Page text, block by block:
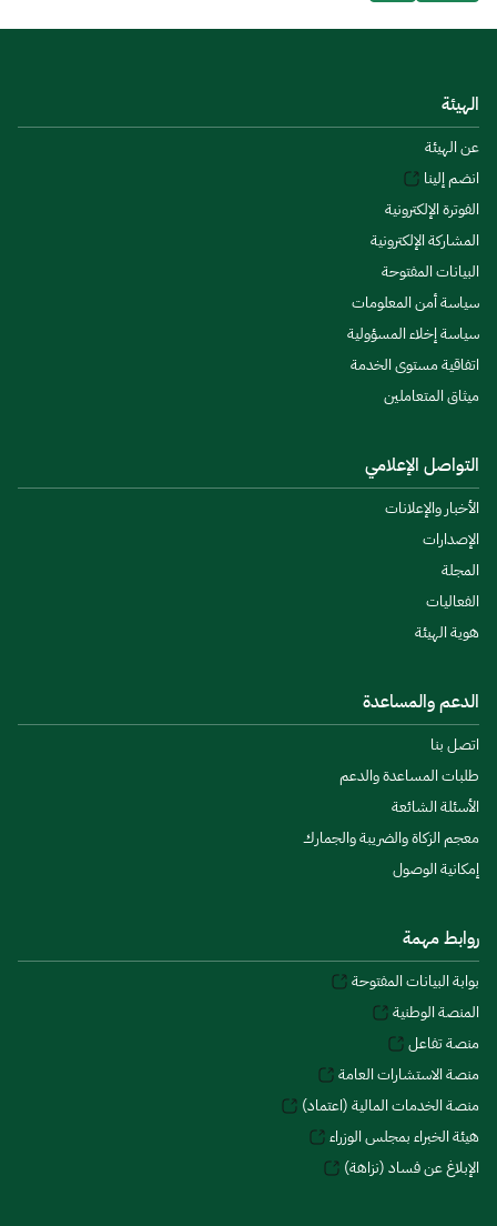
الهيئة
عن الهيئة
انضم إلينا
الفوترة الإلكترونية
المشاركة الإلكترونية
البيانات المفتوحة
سياسة أمن المعلومات
سياسة إخلاء المسؤولية
اتفاقية مستوى الخدمة
ميثاق المتعاملين
التواصل الإعلامي
الأخبار والإعلانات
الإصدارات
المجلة
الفعاليات
هوية الهيئة
الدعم والمساعدة
اتصل بنا
طلبات المساعدة والدعم
الأسئلة الشائعة
معجم الزكاة والضريبة والجمارك
إمكانية الوصول
روابط مهمة
بوابة البيانات المفتوحة
المنصة الوطنية
منصة تفاعل
منصة الاستشارات العامة
منصة الخدمات المالية (اعتماد)
هيئة الخبراء بمجلس الوزراء
الإبلاغ عن فساد (نزاهة)